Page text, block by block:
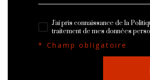
J'ai pris connaissance de la
traitement de mes données
* Champ obligatoire